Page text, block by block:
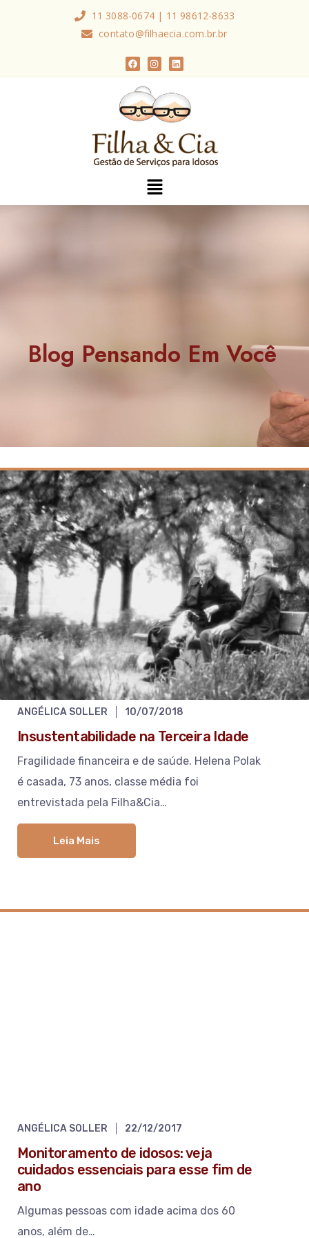
11 3088-0674 | 11 98612-8633
contato@filhaecia.com.br.br
Blog Pensando Em Você
ANGÉLICA SOLLER 10/07/2018
Insustentabilidade na Terceira Idade
Fragilidade financeira e de saúde. Helena Polak
é casada, 73 anos, classe média foi
entrevistada pela Filha&Cia…
Leia Mais
ANGÉLICA SOLLER 22/12/2017
Monitoramento de idosos: veja
cuidados essenciais para esse fim de
ano
Algumas pessoas com idade acima dos 60
anos, além de…